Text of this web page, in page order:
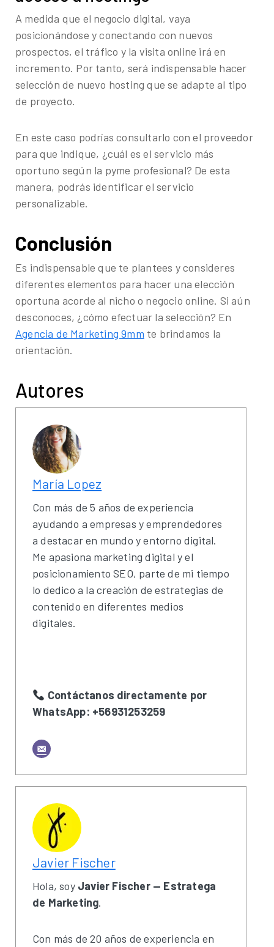
A medida que el negocio digital, vaya
posicionándose y conectando con nuevos
prospectos, el tráfico y la visita online irá en
incremento. Por tanto, será indispensable hacer
selección de nuevo hosting que se adapte al tipo
de proyecto.
En este caso podrías consultarlo con el proveedor
para que indique, ¿cuál es el servicio más
oportuno según la pyme profesional? De esta
manera, podrás identificar el servicio
personalizable.
Conclusión
Es indispensable que te plantees y consideres
diferentes elementos para hacer una elección
oportuna acorde al nicho o negocio online. Si aún
desconoces, ¿cómo efectuar la selección? En
Agencia de Marketing 9mm te brindamos la
orientación.
Autores
María Lopez
Con más de 5 años de experiencia
ayudando a empresas y emprendedores
a destacar en mundo y entorno digital.
Me apasiona marketing digital y el
posicionamiento SEO, parte de mi tiempo
lo dedico a la creación de estrategias de
contenido en diferentes medios
digitales.
Contáctanos directamente por
WhatsApp: +56931253259
Javier Fischer
Hola, soy Javier Fischer — Estratega
de Marketing.
Con más de 20 años de experiencia en